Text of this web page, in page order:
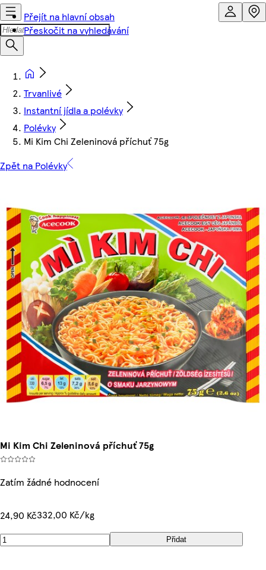
Přejít na hlavní obsah
Přeskočit na vyhledávání
Trvanlivé
Instantní jídla a polévky
Polévky
Mi Kim Chi Zeleninová příchuť 75g
Zpět na Polévky
Mi Kim Chi Zeleninová příchuť 75g
Zatím žádné hodnocení
24,90 Kč332,00 Kč/kg
Přidat